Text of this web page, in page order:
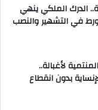
الدرك الملكي ينهي
في التشهير والنصب
لأغبالة..
بدون انقطاع